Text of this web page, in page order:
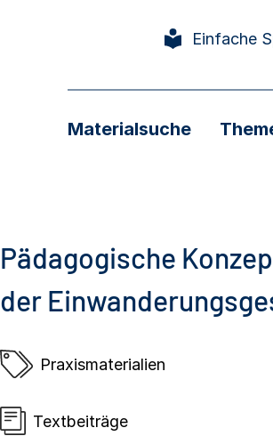
Einfache
Materialsuche
Pädagogische
der
Praxismaterialien
Textbeiträge